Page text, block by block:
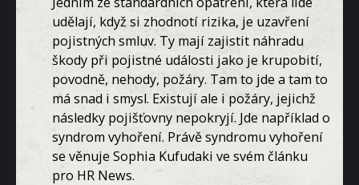
udělají, když si zhodnotí rizika, je uzavření
pojistných smluv. Ty mají zajistit náhradu
škody při pojistné události jako je krupobití,
povodně, nehody, požáry. Tam to jde a tam to
má snad i smysl. Existují ale i požáry, jejichž
následky pojišťovny nepokryjí. Jde například o
syndrom vyhoření. Právě syndromu vyhoření
se věnuje Sophia Kufudaki ve svém článku
pro HR News.